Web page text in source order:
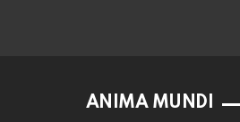
ANIMA MUNDI